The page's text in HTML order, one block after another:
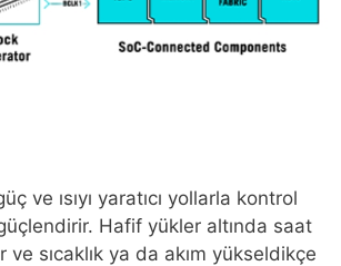
ve ısıyı yaratıcı yollarla kontrol
Hafif yükler altında saat
ve sıcaklık ya da akım yükseldikçe